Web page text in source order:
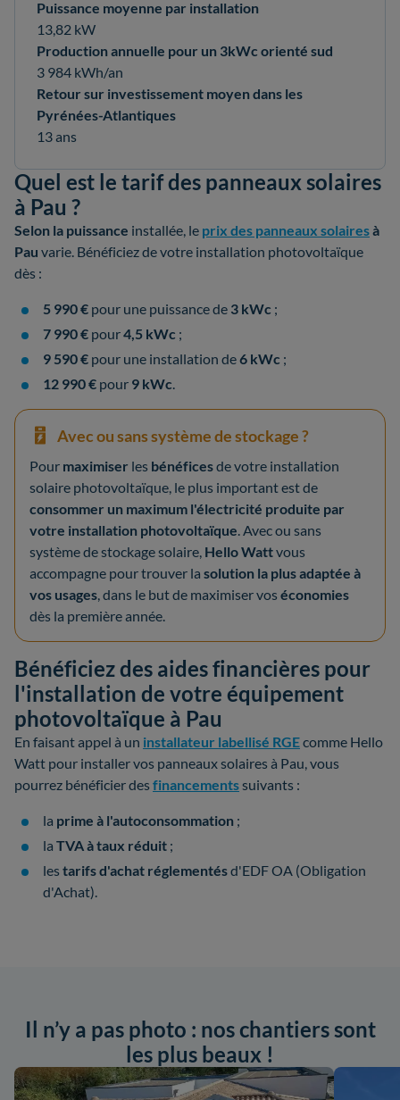
Puissance moyenne par installation
13,82 kW
Production annuelle pour un 3kWc orienté sud
3 984 kWh/an
Retour sur investissement moyen dans les
Pyrénées-Atlantiques
13 ans
Quel est le tarif des panneaux solaires
à Pau ?
Selon la puissance installée, le prix des panneaux solairesà
Pau varie. Bénéficiez de votre installation photovoltaïque
dès :
5 990 € pour une puissance de 3 kWc ;
7 990 € pour4,5 kWc ;
9 590 € pour une installation de6 kWc ;
12 990 € pour 9 kWc.
Avec ou sans système de stockage ?
Pour maximiser les bénéficesde votre installation
solaire photovoltaïque, le plus important est de
consommer un maximum l'électricité produite par
votre installation photovoltaïque. Avec ou sans
système de stockage solaire, Hello Wattvous
accompagne pour trouver la solution la plus adaptée à
vos usages, dans le but de maximiser voséconomies
dès la première année.
Bénéficiez des aides financières pour
l'installation de votre équipement
photovoltaïque à Pau
En faisant appel à un installateur labellisé RGEcomme Hello
Watt pour installer vos panneaux solaires à Pau, vous
pourrez bénéficier desfinancementssuivants :
la prime à l'autoconsommation ;
la TVA à taux réduit ;
lestarifs d'achat réglementésd'EDF OA (Obligation
d'Achat).
Il n’y a pas photo : nos chantiers sont
les plus beaux !